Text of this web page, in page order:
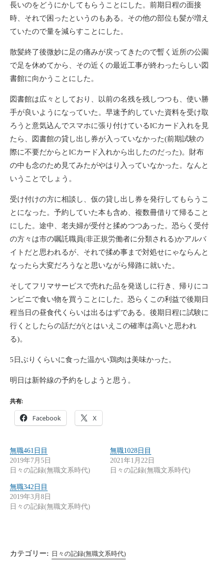
長いのをどうにかしてもらうことにした。前期日程の面接
時、それで困ったというのもある。その他の部位も髪が増え
ていたので量を減らすことにした。
散髪終了後微妙に足の痛みが戻ってきたので暫く近所の公園
で足を休めてから、その近くの最近工事が終わったらしい図
書館に向かうことにした。
図書館は広々としており、以前の名残を残しつつも、使い勝
手が良いようになっていた。早速予約していた資料を受け取
ろうと意気込んでスマホに張り付けているICカード入れを見
たら、図書館の貸し出し券が入っていなかった(前期試験の
際に不要だからとICカード入れから出したのだった)。財布
の中も念のため見てみたがやはり入っていなかった。なんと
いうことでしょう。
受け付けの方に相談し、仮の貸し出し券を発行してもらうこ
とになった。予約していた本も含め、複数冊借りて帰ること
にした。途中、老夫婦が受付と揉めつつあった。恐らく受付
の方々は市の嘱託職員(非正規労働者に分類される)かアルバ
イトだと思われるが、それで揉め事まで対処せにゃならんと
なったら大変だろうなと思いながら帰路に就いた。
そしてフリマサービスで売れた品を発送しに行き、帰りにコ
ンビニで食い物を買うことにした。恐らくこの利益で後期日
程当日の昼食代くらいは出るはずである。後期日程に試験に
行くとしたらの話だが(とはいえこの確率は高いと思われ
る)。
5日ぶりくらいに食った温かい鶏肉は美味かった。
明日は新幹線の予約をしようと思う。
共有:
Facebook X
無職461日目
2019年7月5日
日々の記録(無職文系時代)
無職1028日目
2021年1月22日
日々の記録(無職文系時代)
無職342日目
2019年3月8日
日々の記録(無職文系時代)
カテゴリー: 日々の記録(無職文系時代)